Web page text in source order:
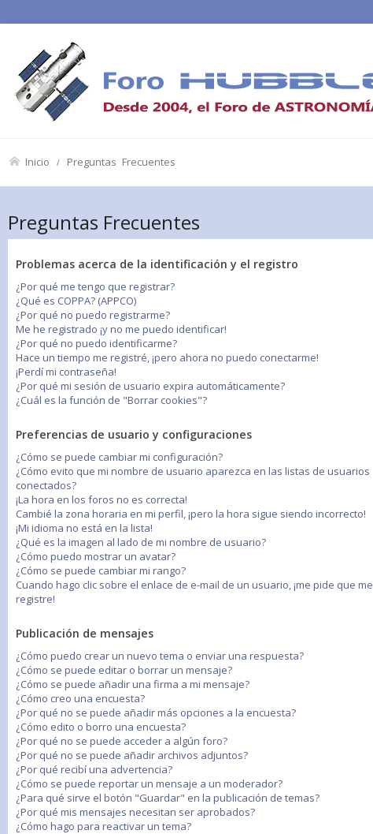
Inicio Preguntas Frecuentes
Preguntas Frecuentes
Problemas acerca de la identificación y el registro
¿Por qué me tengo que registrar?
¿Qué es COPPA? (APPCO)
¿Por qué no puedo registrarme?
Me he registrado ¡y no me puedo identificar!
¿Por qué no puedo identificarme?
Hace un tiempo me registré, ¡pero ahora no puedo conectarme!
¡Perdí mi contraseña!
¿Por qué mi sesión de usuario expira automáticamente?
¿Cuál es la función de "Borrar cookies"?
Preferencias de usuario y configuraciones
¿Cómo se puede cambiar mi configuración?
¿Cómo evito que mi nombre de usuario aparezca en las listas de usuarios
conectados?
¡La hora en los foros no es correcta!
Cambié la zona horaria en mi perfil, ¡pero la hora sigue siendo incorrecto!
¡Mi idioma no está en la lista!
¿Qué es la imagen al lado de mi nombre de usuario?
¿Cómo puedo mostrar un avatar?
¿Cómo se puede cambiar mi rango?
Cuando hago clic sobre el enlace de e-mail de un usuario, ¡me pide que me
registre!
Publicación de mensajes
¿Cómo puedo crear un nuevo tema o enviar una respuesta?
¿Cómo se puede editar o borrar un mensaje?
¿Cómo se puede añadir una firma a mi mensaje?
¿Cómo creo una encuesta?
¿Por qué no se puede añadir más opciones a la encuesta?
¿Cómo edito o borro una encuesta?
¿Por qué no se puede acceder a algún foro?
¿Por qué no se puede añadir archivos adjuntos?
¿Por qué recibí una advertencia?
¿Cómo se puede reportar un mensaje a un moderador?
¿Para qué sirve el botón "Guardar" en la publicación de temas?
¿Por qué mis mensajes necesitan ser aprobados?
¿Cómo hago para reactivar un tema?